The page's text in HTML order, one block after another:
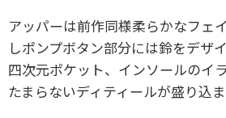
アッパーは前作同様柔らかなフェ
しポンプボタン部分には鈴をデザイ
四次元ポケット、インソールのイ
たまらないディティールが盛り込ま